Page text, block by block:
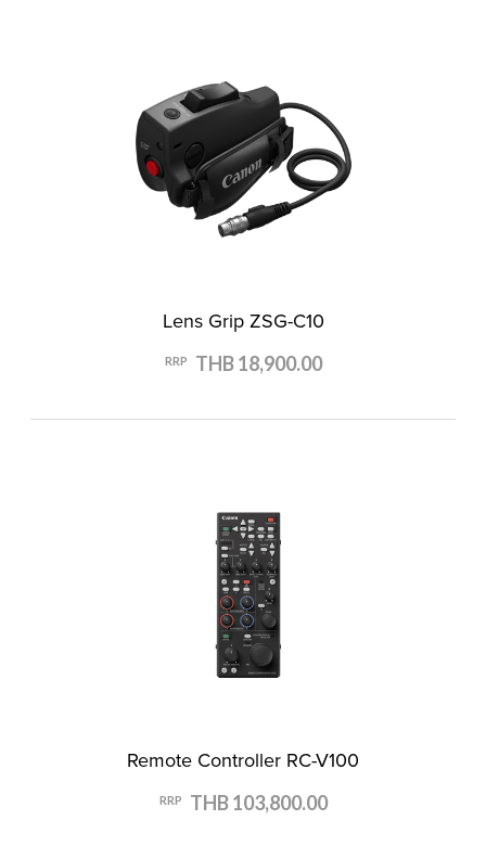
Lens Grip ZSG-C10
RRP THB 18,900.00
Remote Controller RC-V100
RRP THB 103,800.00